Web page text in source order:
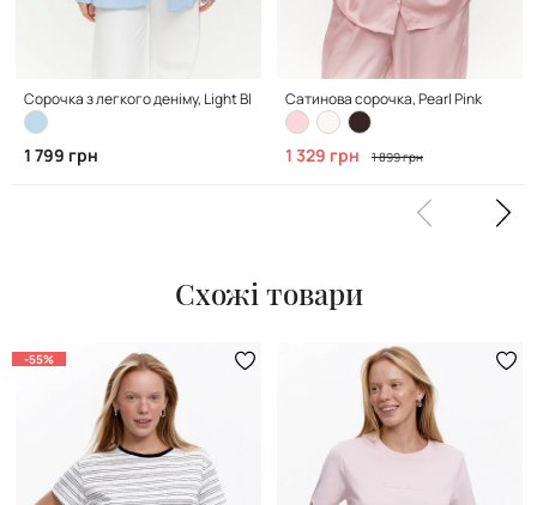
Сорочка з легкого деніму, Light Blue
1 799 грн
Сатинова сорочка, Pearl Pink
1 329 грн 1 899 грн
Схожі товари
-55%